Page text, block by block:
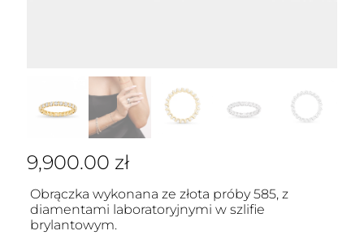
9,900.00 zł
Obrączka wykonana ze złota próby 585, z
diamentami laboratoryjnymi w szlifie
brylantowym.